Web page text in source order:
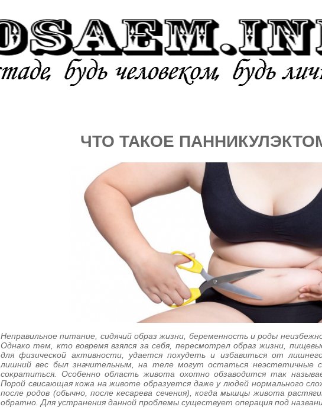
ЧТО ТАКОЕ
Неправильное питание, сидячий образ жизни, беременность и роды
Однако тем, кто вовремя взялся за себя, пересмотрел образ жизни,
для физической активности, удается похудеть и избавиться от
лишний вес был значительным, на теле могут остаться неэстетичные
сократиться. Особенно область живота охотно обзаводится так
Порой свисающая кожа на животе образуется даже у людей нормального
после родов (обычно, после кесарева сечения), когда мышцы живота
обратно. Для устранения данной проблемы существует операция под